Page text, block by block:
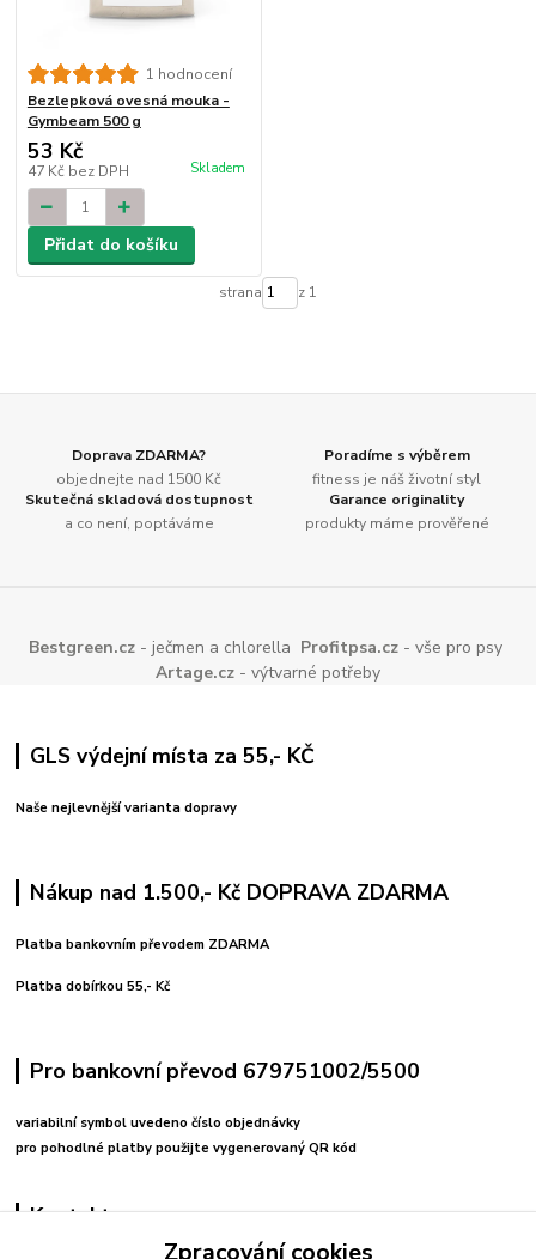
1 hodnocení
Bezlepková ovesná mouka -
Gymbeam 500 g
53 Kč
47 Kč bez DPH Skladem
Přidat do košíku
strana z 1
Doprava ZDARMA?
objednejte nad 1500 Kč
Poradíme s výběrem
fitness je náš životní styl
Skutečná skladová dostupnost
a co není, poptáváme
Garance originality
produkty máme prověřené
Bestgreen.cz - ječmen a chlorella Profitpsa.cz - vše pro psy
Artage.cz - výtvarné potřeby
GLS výdejní místa za 55,- KČ
Naše nejlevnější varianta dopravy
Nákup nad 1.500,- Kč DOPRAVA ZDARMA
Platba bankovním převodem ZDARMA
Platba dobírkou 55,- Kč
Pro bankovní převod 679751002/5500
variabilní symbol uvedeno číslo objednávky
pro pohodlné platby použijte vygenerovaný QR kód
Kontakty
Zpracování cookies